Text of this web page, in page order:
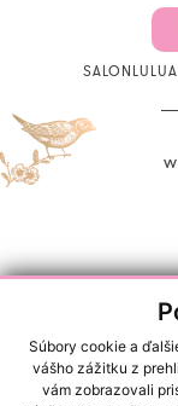
Súbory cookie a
vášho zážitku z
vám zobrazovali